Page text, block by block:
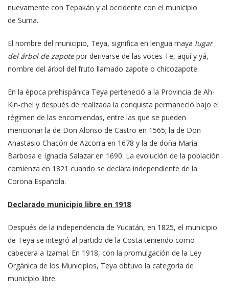
nuevamente con Tepakán y al occidente con el municipio
de Suma.
El nombre del municipio, Teya, significa en lengua maya lugar
del árbol de zapotepor derivarse de las voces Te, aquí y yá,
nombre del árbol del fruto llamado zapote o chicozapote.
En la época prehispánica Teya perteneció a la Provincia de Ah-
Kin-chel y después de realizada la conquista permaneció bajo el
régimen de las encomiendas, entre las que se pueden
mencionar la de Don Alonso de Castro en 1565; la de Don
Anastasio Chacón de Azcorra en 1678 y la de doña María
Barbosa e Ignacia Salazar en 1690. La evolución de la población
comienza en 1821 cuando se declara independiente de la
Corona Española.
Declarado municipio libre en 1918
Después de la independencia de Yucatán, en 1825, el municipio
de Teya se integró al partido de la Costa teniendo como
cabecera a Izamal. En 1918, con la promulgación de la Ley
Orgánica de los Municipios, Teya obtuvo la categoría de
municipio libre.